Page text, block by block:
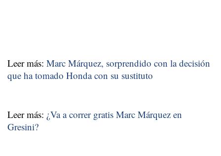
Leer más: Marc Márquez, sorprendido con la decisión
que ha tomado Honda con su sustituto
Leer más: ¿Va a correr gratis Marc Márquez en
Gresini?